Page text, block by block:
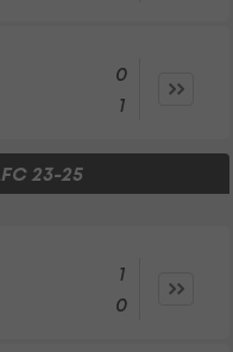
0
1
23-25
1
0